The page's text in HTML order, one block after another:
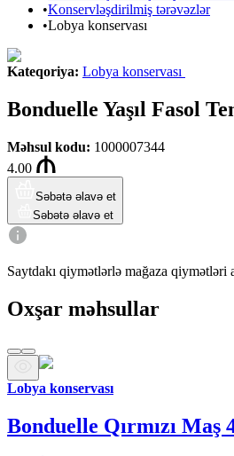
•Konservləşdirilmiş tərəvəzlər
•Lobya konservası
Kateqoriya: Lobya konservası
Bonduelle Yaşıl Fasol
Məhsul kodu: 1000007344
4.00
Səbətə əlavə et
Səbətə əlavə et
Saytdakı qiymətlərlə mağaza qiymətləri
Oxşar məhsullar
Lobya konservası
Bonduelle Qırmızı Maş